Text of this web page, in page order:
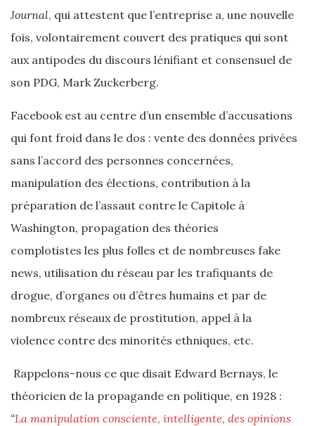
Journal, qui attestent que l’entreprise a, une nouvelle
fois, volontairement couvert des pratiques qui sont
aux antipodes du discours lénifiant et consensuel de
son PDG, Mark Zuckerberg.
Facebook est au centre d’un ensemble d’accusations
qui font froid dans le dos : vente des données privées
sans l’accord des personnes concernées,
manipulation des élections, contribution à la
préparation de l’assaut contre le Capitole à
Washington, propagation des théories
complotistes les plus folles et de nombreuses fake
news, utilisation du réseau par les trafiquants de
drogue, d’organes ou d’êtres humains et par de
nombreux réseaux de prostitution, appel à la
violence contre des minorités ethniques, etc.
Rappelons-nous ce que disait Edward Bernays, le
théoricien de la propagande en politique, en 1928 :
“La manipulation consciente, intelligente, des opinions